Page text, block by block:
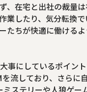
、在宅と出社の裁量
業したり、気分転換
たちが快適に働ける
事にしているポイン
流しており、さらに
ステリーや人狼ゲー